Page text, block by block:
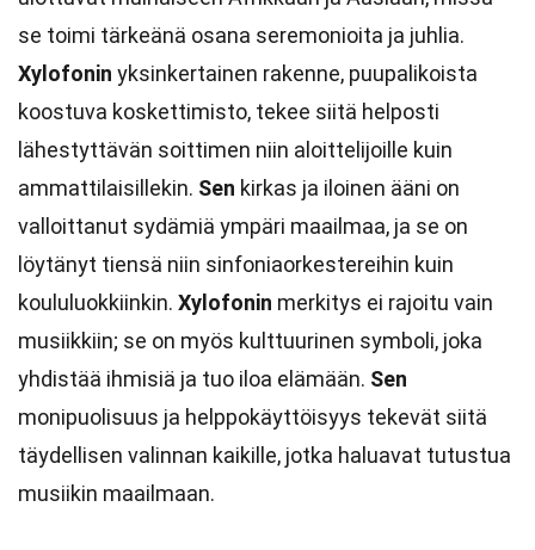
se toimi tärkeänä osana seremonioita ja juhlia.
Xylofonin yksinkertainen rakenne, puupalikoista
koostuva koskettimisto, tekee siitä helposti
lähestyttävän soittimen niin aloittelijoille kuin
ammattilaisillekin. Sen kirkas ja iloinen ääni on
valloittanut sydämiä ympäri maailmaa, ja se on
löytänyt tiensä niin sinfoniaorkestereihin kuin
koululuokkiinkin. Xylofonin merkitys ei rajoitu vain
musiikkiin; se on myös kulttuurinen symboli, joka
yhdistää ihmisiä ja tuo iloa elämään. Sen
monipuolisuus ja helppokäyttöisyys tekevät siitä
täydellisen valinnan kaikille, jotka haluavat tutustua
musiikin maailmaan.